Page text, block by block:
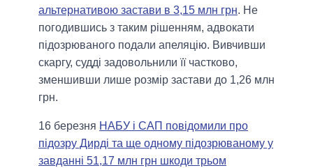
альтернативою застави в 3,15 млн грн. Не
погодившись з таким рішенням, адвокати
підозрюваного подали апеляцію. Вивчивши
скаргу, судді задовольнили її частково,
зменшивши лише розмір застави до 1,26 млн
грн.
16 березня НАБУ і САП повідомили про
підозру Дирді та ще одному підозрюваному у
завданні 51,17 млн грн шкоди трьом